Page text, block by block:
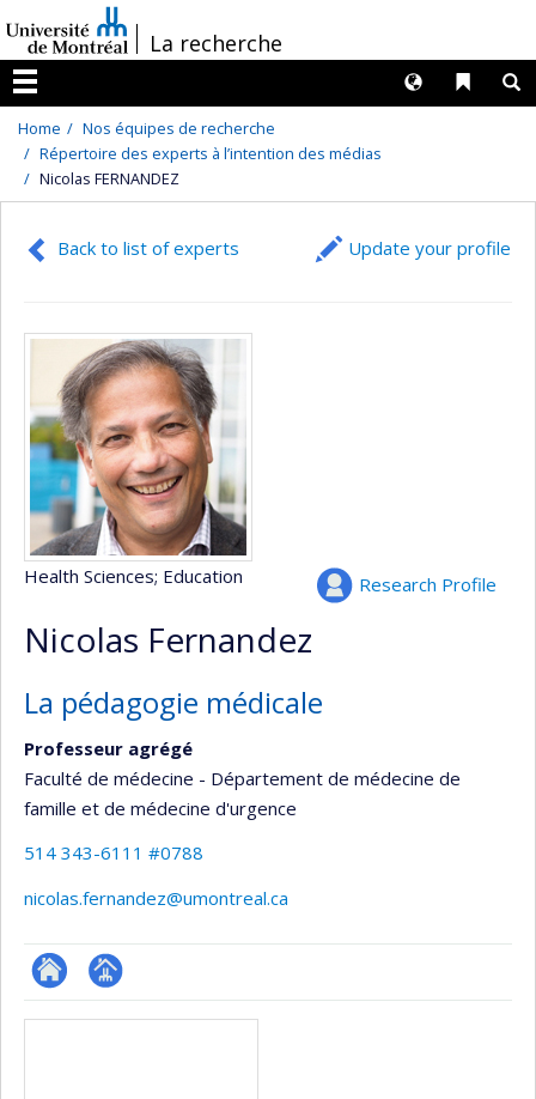
au
contenu
/La recherche
Menu
Liens
Langues
Home
Nos équipes de recherche
Répertoire des experts à l’intention des médias
Nicolas FERNANDEZ
Back to list of experts Update your profile
Research Profile
Health Sciences; Education
Nicolas Fernandez
La pédagogie médicale
Professeur agrégé
Faculté de médecine - Département de médecine de
famille et de médecine d'urgence
514 343-6111 #0788
nicolas.fernandez@umontreal.ca
ResearchGate
Page
Media